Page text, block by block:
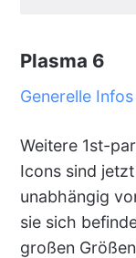
Plasma 6
Generelle Infos
Weitere 1st-
Icons sind
unabhängig
sie sich
großen